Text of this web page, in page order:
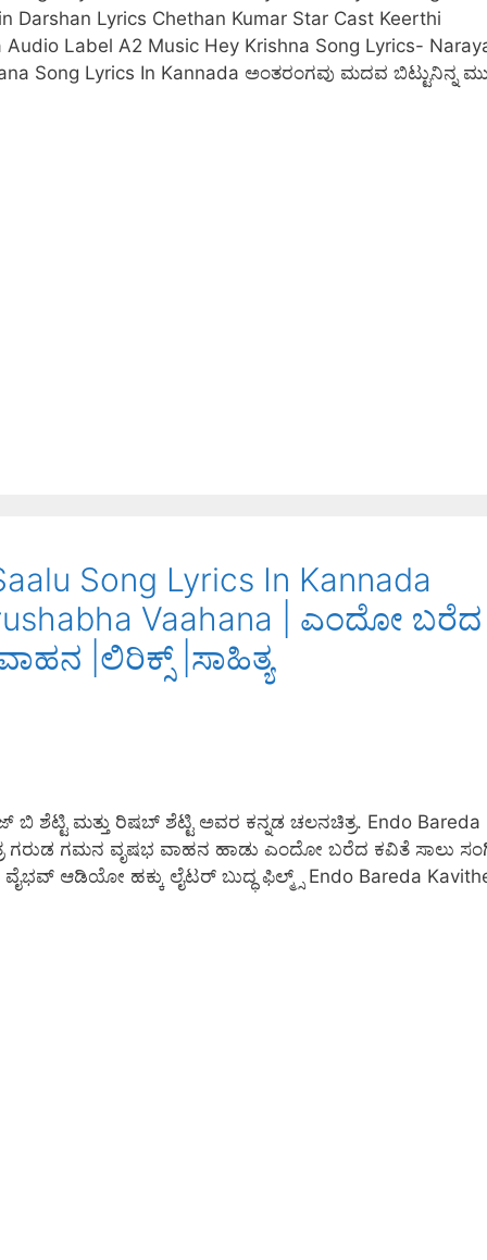
Darshan Lyrics Chethan Kumar Star Cast Keerthi
Label A2 Music Hey Krishna Song Lyrics-
Song Lyrics In Kannada ಅಂತರಂಗವು ಮದವ ಬಿಟ್ಟುನಿನ್ನ
Song Lyrics In Kannada
Vaahana | ಎಂದೋ ಬರೆದ
|ಲಿರಿಕ್ಸ್ |ಸಾಹಿತ್ಯ
ಶೆಟ್ಟಿ ಮತ್ತು ರಿಷಬ್ ಶೆಟ್ಟಿ ಅವರ ಕನ್ನಡ ಚಲನಚಿತ್ರ. Endo Bareda
ಗರುಡ ಗಮನ ವೃಷಭ ವಾಹನ ಹಾಡು ಎಂದೋ ಬರೆದ ಕವಿತೆ ಸಾಲು
ಆಡಿಯೋ ಹಕ್ಕು ಲೈಟರ್ ಬುದ್ಧ ಫಿಲ್ಮ್ಸ್ Endo Bareda